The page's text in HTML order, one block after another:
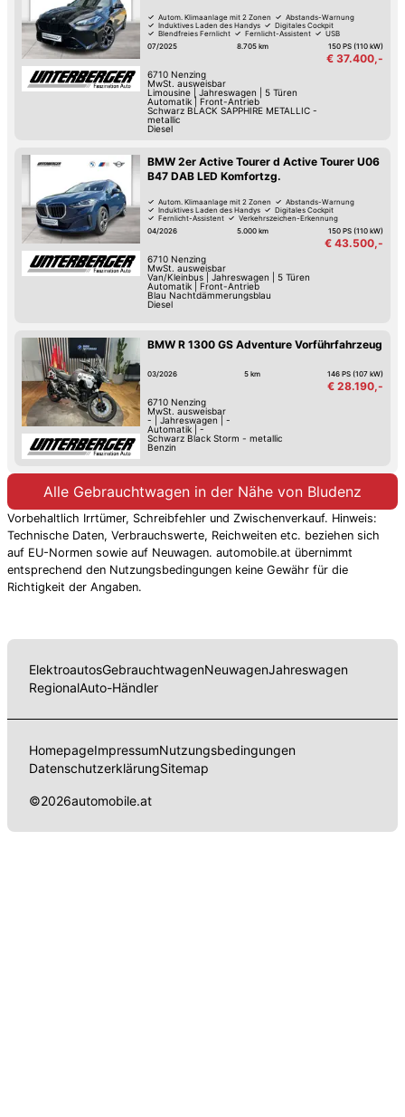
Autom. Klimaanlage mit 2 Zonen
Abstands-Warnung
Induktives Laden des Handys
Digitales Cockpit
Blendfreies Fernlicht
Fernlicht-Assistent
USB
Hochwertiges Sound-System
07/2025 8.705 km 150 PS (110 kW)
€ 37.400,-
6710 Nenzing
MwSt. ausweisbar
Limousine| Jahreswagen
5 Türen
Automatik| Front-Antrieb
Schwarz BLACK SAPPHIRE METALLIC -
metallic
Diesel
BMW 2er Active Tourer d Active Tourer U06
B47 DAB LED Komfortzg.
Autom. Klimaanlage mit 2 Zonen
Abstands-Warnung
Induktives Laden des Handys
Digitales Cockpit
Fernlicht-Assistent
Verkehrszeichen-Erkennung
Hochwertiges Sound-System
04/2026 5.000 km 150 PS (110 kW)
€ 43.500,-
6710 Nenzing
MwSt. ausweisbar
Van/Kleinbus| Jahreswagen
5 Türen
Automatik| Front-Antrieb
Blau Nachtdämmerungsblau
Diesel
BMW R 1300 GS Adventure Vorführfahrzeug
03/2026 5 km 146 PS (107 kW)
€ 28.190,-
6710 Nenzing
MwSt. ausweisbar
-
Jahreswagen
-
Automatik| -
Schwarz Black Storm - metallic
Benzin
Alle Gebrauchtwagen in der Nähe von Bludenz
Vorbehaltlich Irrtümer, Schreibfehler und Zwischenverkauf. Hinweis:
Technische Daten, Verbrauchswerte, Reichweiten etc. beziehen sich
auf EU-Normen sowie auf Neuwagen. automobile.at übernimmt
entsprechend den Nutzungsbedingungen keine Gewähr für die
Richtigkeit der Angaben.
ElektroautosGebrauchtwagenNeuwagenJahreswagen
RegionalAuto-Händler
HomepageImpressumNutzungsbedingungen
DatenschutzerklärungSitemap
©2026automobile.at